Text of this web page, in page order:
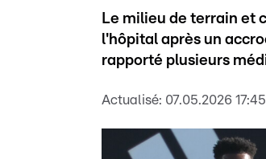
Le milieu de terrain et
l'hôpital après un
rapporté plusieurs
Actualisé: 07.05.2026 17:45